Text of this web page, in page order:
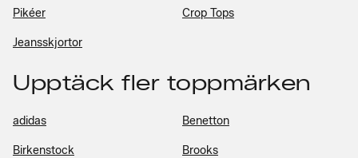
Pikéer Crop Tops
Jeansskjortor
Upptäck fler toppmärken
adidas Benetton
Birkenstock Brooks